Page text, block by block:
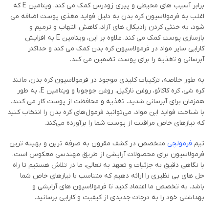
برابر آسیب های محیطی و پیری زودرس کمک می کند. ویتامین E که
اغلب به فرمولاسیون کره بدن به دلیل فواید مغذی پوست اضافه می
شود، به خنثی کردن رادیکال های آزاد، کاهش التهاب و ترمیم و
بازسازی پوست کمک می کند. علاوه بر این، ویتامین E به افزایش
کارایی سایر مواد در فرمولاسیون کره بدن کمک می کند و حداکثر
آبرسانی و تغذیه را برای پوست تضمین می کند.
به طور خلاصه، ترکیبات کلیدی موجود در فرمولاسیون کره بدن، مانند
کره شی، کره کاکائو، روغن نارگیل، روغن جوجوبا و ویتامین E، به طور
همزمان برای آبرسانی شدید، تغذیه و محافظت از پوست کار می کنند.
با شناخت فواید این مواد، می‌توانید فرمول‌های کره بدن را انتخاب کنید
که نیازهای خاص مراقبت از پوست شما را برآورده می‌کند.
تیم فرمولچی متخصص در کشف مقرون به صرفه ترین و بهینه ترین
فرمولاسیون برای محصولات آرایشی از طریق مهندسی معکوس است.
با نگاهی دقیق به جزئیات و تعهد به تعالی، ما در تلاش هستیم تا راه
حل های بی نظیری را ارائه دهیم که متناسب با نیازهای خاص شما
باشد. به تخصص ما اعتماد کنید تا فرمولاسیون های آرایشی و
بهداشتی خود را به درجات جدیدی از کیفیت و کارایی برسانید.